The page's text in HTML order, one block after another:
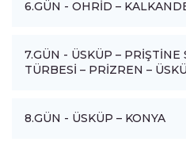
6.GÜN - OHRİD –
7.GÜN - ÜSKÜP –
TÜRBESİ – PRİZREN –
8.GÜN - ÜSKÜP – KONYA